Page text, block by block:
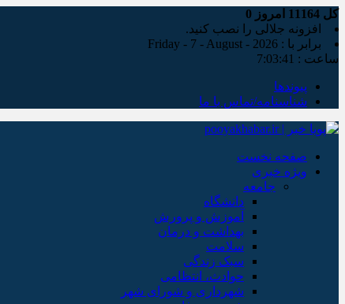
کل امروز 0
افزونه جلالی را نصب کنید.
برابر با : Friday - 7 - August - 2026
ساعت : 7:03:42
پیوندها
شناسنامه/تماس با ما
صفحه نخست
ویژه خبری
جامعه
دانشگاه
آموزش و پرورش
بهداشت و درمان
سلامت
سبک زندگی
حوادث، انتظامی
شهرداری و شورای شهر